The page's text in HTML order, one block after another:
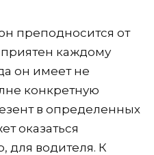
преподносится от
приятен каждому
он имеет не
конкретную
в определенных
оказаться
водителя. К